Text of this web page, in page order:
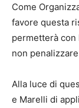
Come
favore questa
permetterà con
non
Alla luce di
e Marelli di